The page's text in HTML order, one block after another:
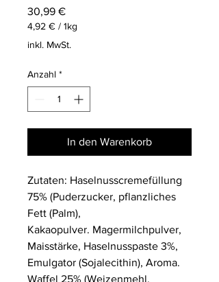
30,99 €Preis
4,92 € / 1kg
4,92 €
pro
Kilogramm
inkl. MwSt.
Anzahl *
In den Warenkorb
Zutaten: Haselnusscremefüllung
75% (Puderzucker, pflanzliches
Fett (Palm),
Kakaopulver. Magermilchpulver,
Maisstärke, Haselnusspaste 3%,
Emulgator (Sojalecithin), Aroma.
Waffel 25% (Weizenmehl,